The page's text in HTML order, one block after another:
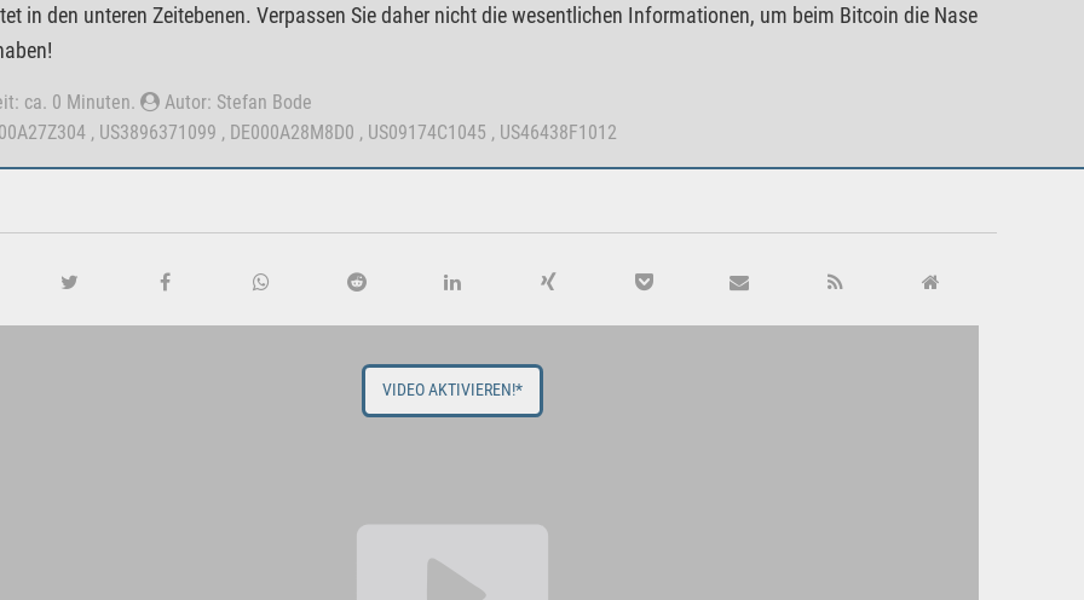
in den unteren Zeitebenen. Verpassen Sie daher nicht die wesentlichen Informationen, um beim Bitcoin die Nase
ca. 0 Minuten.
Autor: Stefan Bode
, US3896371099 , DE000A28M8D0 , US09174C1045 , US46438F1012
VIDEO AKTIVIEREN!*